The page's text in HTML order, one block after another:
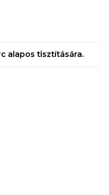
alapos tisztítására.